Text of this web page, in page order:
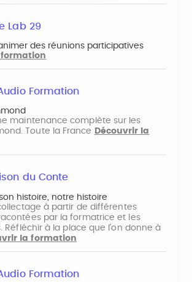
Lab 29
des réunions participatives
formation
Formation
maintenance complète sur les
Toute la France
Découvrir la
du Conte
histoire, notre histoire
à partir de différentes
par la formatrice et les
Réfléchir à la place que l’on donne à
la formation
Formation